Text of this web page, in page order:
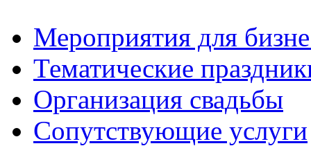
Мероприятия для
Тематические
Организация свадьбы
Сопутствующие услуги